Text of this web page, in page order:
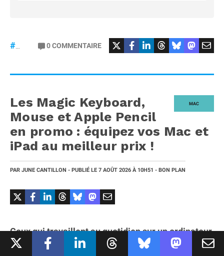
#Bose #Casque#QuietComfort
0COMMENTAIRE
MAC
Les Magic Keyboard,
Mouse et Apple Pencil
en promo : équipez vos Mac et
iPad au meilleur prix !
PAR JUNE CANTILLON - PUBLIÉ LE 7 AOÛT 2026 À 10H51 - BON PLAN
Ceux qui travaillent au quotidien sur un ordinateur
ou une tablette connaissent l'importance de